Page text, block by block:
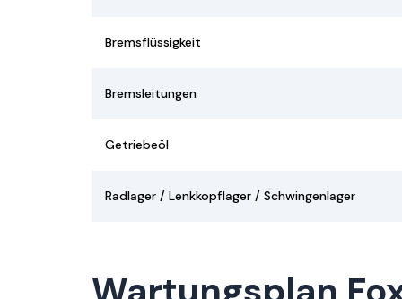
Bremsflüssigkeit
Bremsleitungen
Getriebeöl
Radlager / Lenkkopflager / Schwingenlager